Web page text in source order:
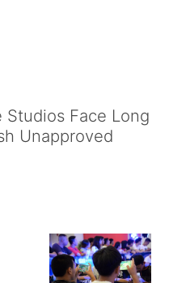
Studios Face Long
Unapproved